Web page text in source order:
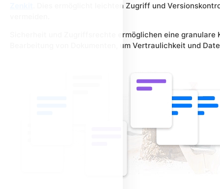
. Dies ermöglicht leichten Zugriff und
Sicherheit und Zugriffsrechte ermöglichen eine
Bearbeitung von Dokumenten, um Vertraulichkeit und